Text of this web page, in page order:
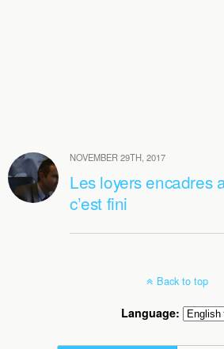
NOVEMBER 29TH, 2017
Les loyers encadres
c’est fini
Back to top
Language: